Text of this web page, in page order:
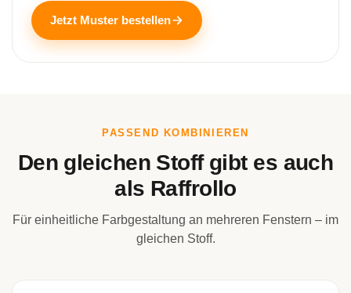
Jetzt Muster bestellen
PASSEND KOMBINIEREN
Den gleichen Stoff gibt es auch
als Raffrollo
Für einheitliche Farbgestaltung an mehreren Fenstern – im
gleichen Stoff.